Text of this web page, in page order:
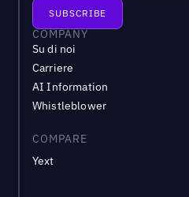
COMPANY
Su di noi
Carriere
AI Information
Whistleblower
COMPARE
Yext